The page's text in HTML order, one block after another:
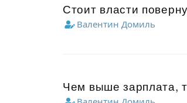
Стоит власти
Валентин Домиль
Чем выше зарплата,